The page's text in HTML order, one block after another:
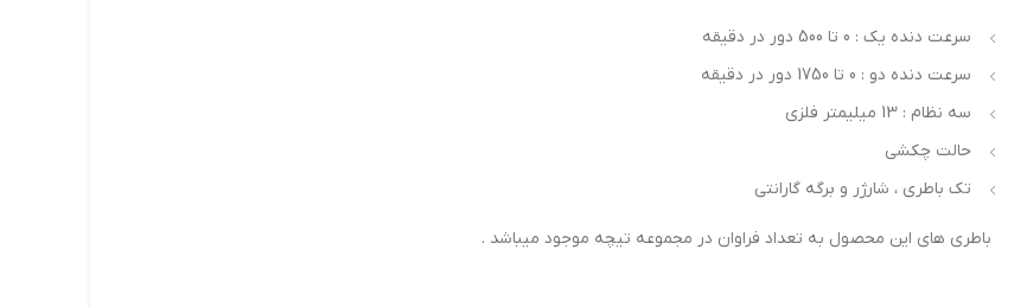
سرعت دنده یک : 0 تا 500 دور در دقیقه
سرعت دنده دو : 0 تا 1750 دور در دقیقه
سه نظام : 13 میلیمتر فلزی
حالت چکشی
تک باطری ، شارژر و برگه گارانتی
باطری های این محصول به تعداد فراوان در مجموعه تیچه موجود میباشد .